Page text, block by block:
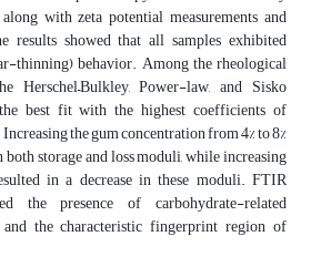
with zeta potential measurements and
results showed that all samples exhibited
thinning) behavior. Among the rheological
Herschel–Bulkley, Power-law, and Sisko
best fit with the highest coefficients of
the gum concentration from 4% to 8%
both storage and loss moduli, while increasing
in a decrease in these moduli. FTIR
the presence of carbohydrate-related
the characteristic fingerprint region of